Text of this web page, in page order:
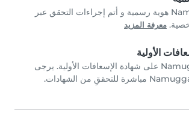
قدم Namugga هوية رسمية و أتم إجراءات التحقق عبر
معرفة المزيد
الأولية
حصلت Namugga على شهادة الإسعافات الأولية. يرجى